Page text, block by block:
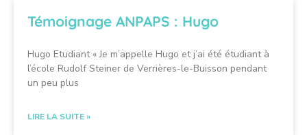
Témoignage ANPAPS : Hugo
Hugo Etudiant « Je m’appelle Hugo et j’ai été étudiant à
l’école Rudolf Steiner de Verrières-le-Buisson pendant
un peu plus
LIRE LA SUITE »